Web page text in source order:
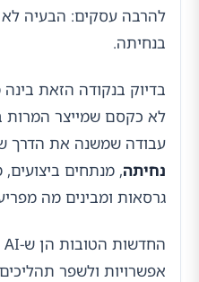
להרבה עסקים: הבעיה
בנחיתה.
בדיוק בנקודה הזאת
לא כקסם שמייצר המרות
עבודה שמשנה את הדרך
נחיתה, מנתחים
גרסאות ומבינים מה
אפשרויות ולשפר